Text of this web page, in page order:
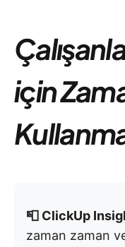
için
📮 ClickUp
zaman zaman